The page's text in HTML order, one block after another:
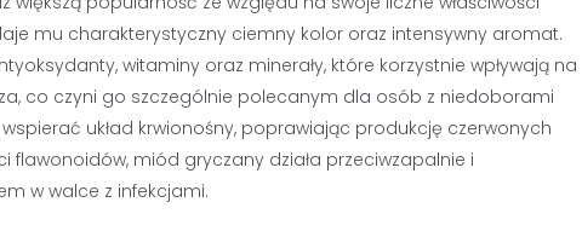
mu charakterystyczny ciemny kolor oraz intensywny aromat.
witaminy oraz minerały, które korzystnie wpływają na
co czyni go szczególnie polecanym dla osób z niedoborami
układ krwionośny, poprawiając produkcję czerwonych
miód gryczany działa przeciwzapalnie i
w walce z infekcjami.